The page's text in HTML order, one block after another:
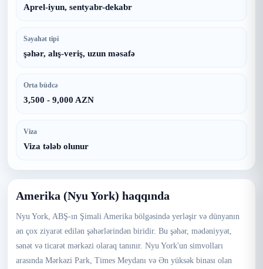
Aprel-iyun, sentyabr-dekabr
Səyahət tipi
şəhər, alış-veriş, uzun məsafə
Orta büdcə
3,500 - 9,000 AZN
Viza
Viza tələb olunur
Amerika (Nyu York) haqqında
Nyu York, ABŞ-ın Şimali Amerika bölgəsində yerləşir və dünyanın
ən çox ziyarət edilən şəhərlərindən biridir. Bu şəhər, mədəniyyət,
sənət və ticarət mərkəzi olaraq tanınır. Nyu York'un simvolları
arasında Mərkəzi Park, Times Meydanı və Ən yüksək binası olan